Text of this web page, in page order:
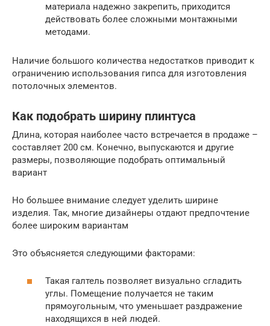
материала надежно закрепить, приходится
действовать более сложными монтажными
методами.
Наличие большого количества недостатков приводит к
ограничению использования гипса для изготовления
потолочных элементов.
Как подобрать ширину плинтуса
Длина, которая наиболее часто встречается в продаже –
составляет 200 см. Конечно, выпускаются и другие
размеры, позволяющие подобрать оптимальный
вариант
Но большее внимание следует уделить ширине
изделия. Так, многие дизайнеры отдают предпочтение
более широким вариантам
Это объясняется следующими факторами:
Такая галтель позволяет визуально сгладить
углы. Помещение получается не таким
прямоугольным, что уменьшает раздражение
находящихся в ней людей.